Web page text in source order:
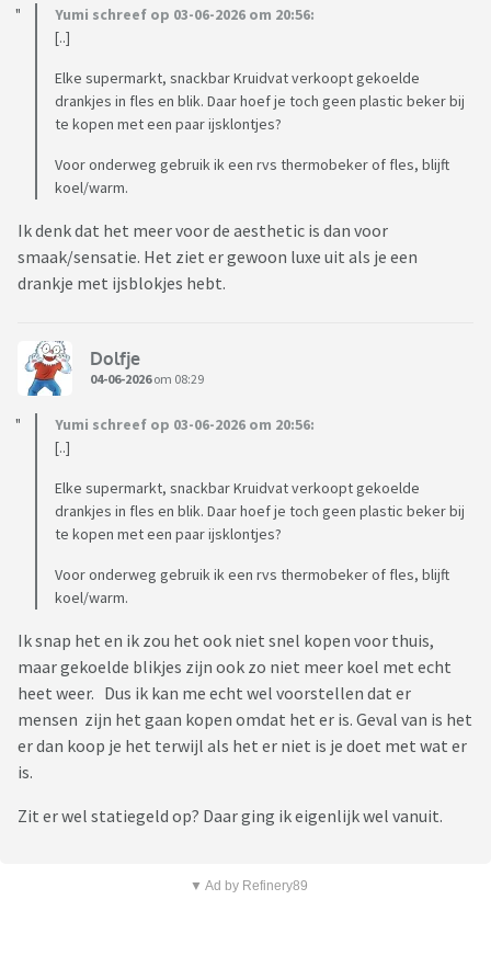
Yumi schreef op 03-06-2026 om 20:56:
[..]
Elke supermarkt, snackbar Kruidvat verkoopt gekoelde
drankjes in fles en blik. Daar hoef je toch geen plastic beker bij
te kopen met een paar ijsklontjes?
Voor onderweg gebruik ik een rvs thermobeker of fles, blijft
koel/warm.
Ik denk dat het meer voor de aesthetic is dan voor
smaak/sensatie. Het ziet er gewoon luxe uit als je een
drankje met ijsblokjes hebt.
Dolfje
04-06-2026om 08:29
Yumi schreef op 03-06-2026 om 20:56:
[..]
Elke supermarkt, snackbar Kruidvat verkoopt gekoelde
drankjes in fles en blik. Daar hoef je toch geen plastic beker bij
te kopen met een paar ijsklontjes?
Voor onderweg gebruik ik een rvs thermobeker of fles, blijft
koel/warm.
Ik snap het en ik zou het ook niet snel kopen voor thuis,
maar gekoelde blikjes zijn ook zo niet meer koel met echt
heet weer. Dus ik kan me echt wel voorstellen dat er
mensen zijn het gaan kopen omdat het er is. Geval van is het
er dan koop je het terwijl als het er niet is je doet met wat er
is.
Zit er wel statiegeld op? Daar ging ik eigenlijk wel vanuit.
▼ Ad by Refinery89